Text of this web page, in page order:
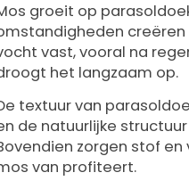
groeit op
vast, vooral na
het langzaam op.
textuur van
de natuurlijke
zorgen stof
van profiteert.